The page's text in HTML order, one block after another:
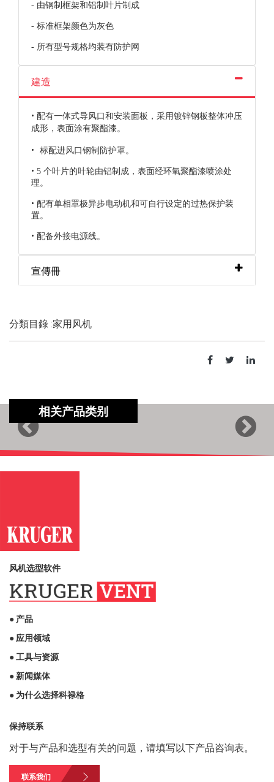
- 由钢制框架和铝制叶片制成
- 标准框架颜色为灰色
- 所有型号规格均装有防护网
建造
• 配有一体式导风口和安装面板，采用镀锌钢板整体冲压
成形， 表面涂有聚酯漆。
• 标配进风口钢制防护罩。
• 5 个叶片的叶轮由铝制成，表面经环氧聚酯漆喷涂处
理。
• 配有单相罩极异步电动机和可自行设定的过热保护装
置。
• 配备外接电源线。
宣傳冊
分類目錄 :家用风机
相关产品类别
Previous Next
风机选型软件
● 产品
● 应用领域
● 工具与资源
● 新闻媒体
● 为什么选择科禄格
保持联系
对于与产品和选型有关的问题，请填写以下产品咨询表。
联系我们